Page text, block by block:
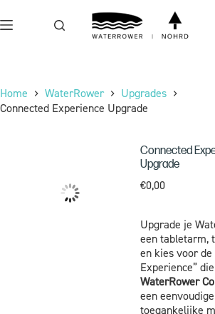
Home WaterRower
Upgrades
Connected Experience Upgrade
Connected
Upgrade
€0,00
Upgrade je
een tabletarm,
en kies voor de
Experience”
WaterRower
een
toegankelijke